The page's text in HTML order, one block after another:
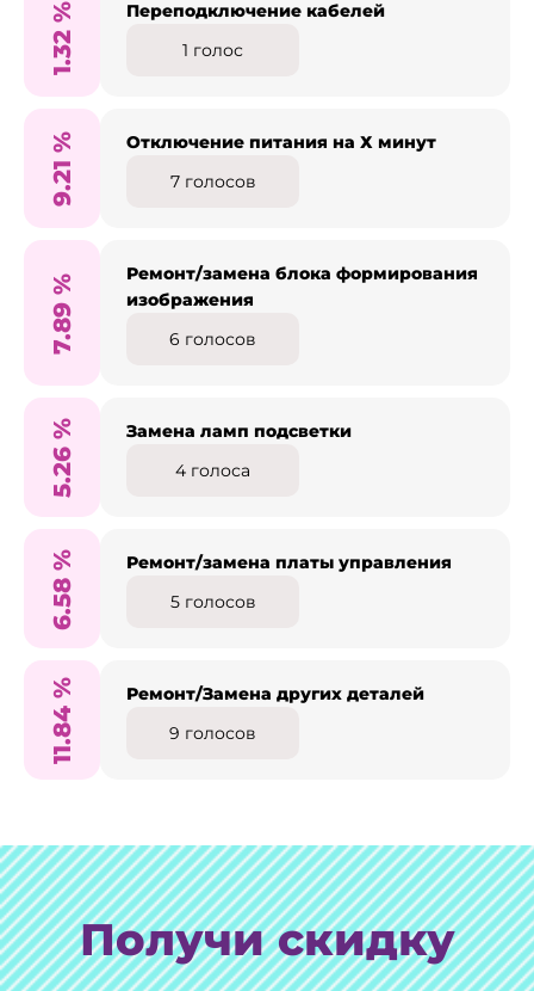
1.32
%
Переподключение кабелей
1 голос
9.21
%
Отключение питания на Х минут
7голосов
7.89
%
Ремонт/замена блока формирования
изображения
6 голосов
5.26
%
Замена ламп подсветки
4 голоса
6.58
%
Ремонт/замена платы управления
5голосов
11.84
%
Ремонт/Замена других деталей
9 голосов
Получи скидку